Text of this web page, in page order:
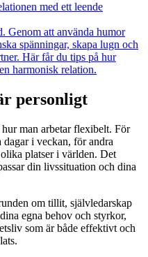
med ett leende
Genom att använda humor
spänningar, skapa lugn och
Här får du tips på hur
harmonisk relation.
personligt
man arbetar flexibelt. För
dagar i veckan, för andra
platser i världen. Det
din livssituation och dina
om tillit, självledarskap
egna behov och styrkor,
som är både effektivt och